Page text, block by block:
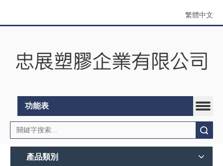
繁體中文
功能表
產品類別